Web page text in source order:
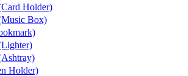
Holder)
Box)
Holder)